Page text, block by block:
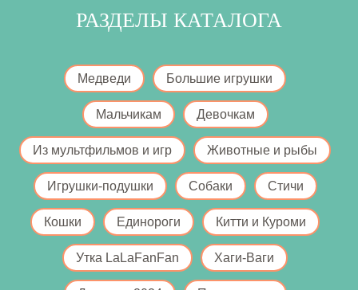
РАЗДЕЛЫ КАТАЛОГА
Медведи Большие игрушки
Мальчикам Девочкам
Из мультфильмов и игр Животные и рыбы
Игрушки-подушки Собаки Стичи
Кошки Единороги Китти и Куроми
Утка LaLaFanFan Хаги-Ваги